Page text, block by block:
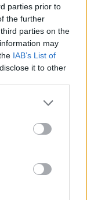
parties prior to
the further
parties on the
may
IAB’s List of
it to other
të
tani
Tetor 2024,
thonë yjet